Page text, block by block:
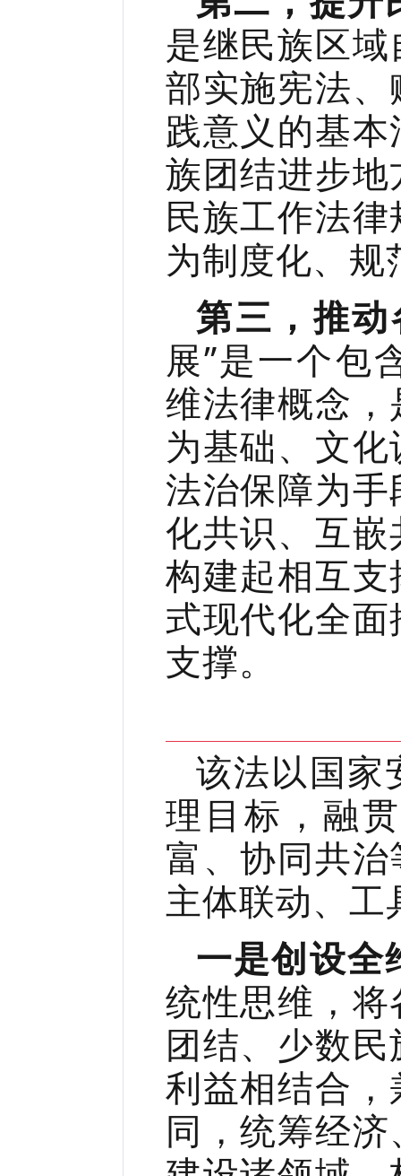
是继民族区
部实施宪法
践意义的基
族团结进步
民族工作法
为制度化、
第三，推
展”是一个包
维法律概念
为基础、文
法治保障为
化共识、互
构建起相互
式现代化全
支撑。
该法以国家
理目标，融
富、协同共
主体联动、工
一是创设全
统性思维，
团结、少数
利益相结合
同，统筹经